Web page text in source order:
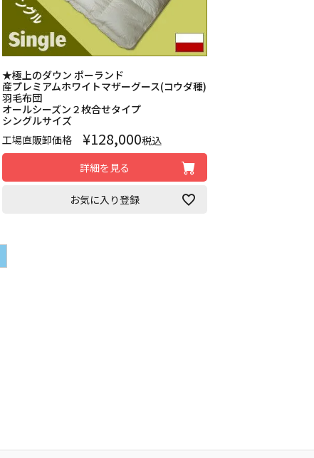
★極上のダウン ポーランド
産プレミアムホワイトマザーグース(コウダ種)
羽毛布団
オールシーズン２枚合せタイプ
シングルサイズ
工場直販卸価格
¥128,000税込
詳細を見る
お気に入り登録